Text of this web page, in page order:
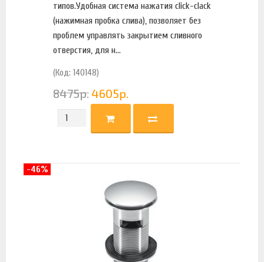
типов.Удобная система нажатия click-clack
(нажимная пробка слива), позволяет без
проблем управлять закрытием сливного
отверстия, для н...
(Код: 140148)
8475р.4605р.
-46%